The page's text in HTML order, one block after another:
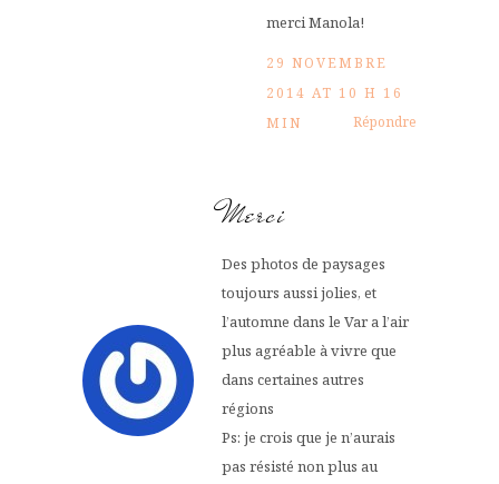
merci Manola!
29 NOVEMBRE
2014 AT 10 H 16
MIN
Répondre
Merci
Des photos de paysages
toujours aussi jolies, et
l’automne dans le Var a l’air
plus agréable à vivre que
dans certaines autres
régions
Ps: je crois que je n’aurais
pas résisté non plus au